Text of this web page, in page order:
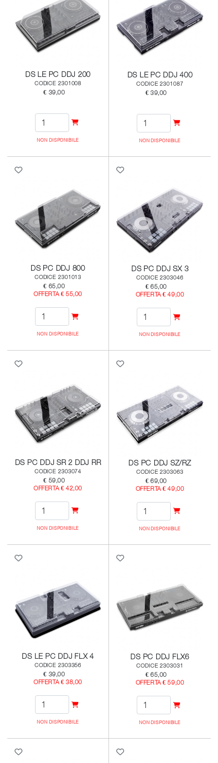
DS LE PC DDJ 200
CODICE 2301008
€ 39,00
NON DISPONIBILE
DS LE PC DDJ 400
CODICE 2301087
€ 39,00
NON DISPONIBILE
DS PC DDJ 800
CODICE 2301013
€ 65,00
OFFERTA € 55,00
NON DISPONIBILE
DS PC DDJ SX 3
CODICE 2303046
€ 65,00
OFFERTA € 49,00
NON DISPONIBILE
DS PC DDJ SR 2 DDJ RR
CODICE 2303074
€ 59,00
OFFERTA € 42,00
NON DISPONIBILE
DS PC DDJ SZ/RZ
CODICE 2303063
€ 69,00
OFFERTA € 49,00
NON DISPONIBILE
DS LE PC DDJ FLX 4
CODICE 2303356
€ 39,00
OFFERTA € 38,00
NON DISPONIBILE
DS PC DDJ FLX6
CODICE 2303031
€ 65,00
OFFERTA € 59,00
NON DISPONIBILE